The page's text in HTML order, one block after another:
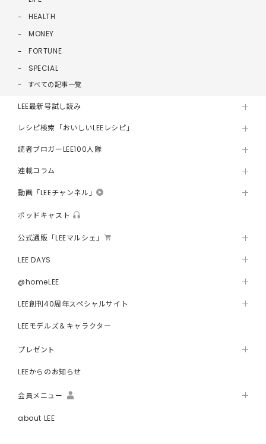
HEALTH
MONEY
FORTUNE
SPECIAL
すべての記事一覧
LEE最新号試し読み
レシピ検索「おいしいLEEレシピ」
読者ブロガーLEE100人隊
連載コラム
動画「LEEチャンネル」
ポッドキャスト
公式通販「LEEマルシェ」
LEE DAYS
@homeLEE
LEE創刊40周年スペシャルサイト
LEEモデルズ＆キャラクター
プレゼント
LEEからのお知らせ
会員メニュー
about LEE